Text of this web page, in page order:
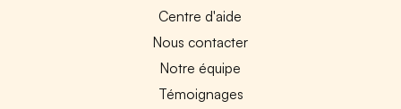
Centre d'aide
Nous contacter
Notre équipe
Témoignages